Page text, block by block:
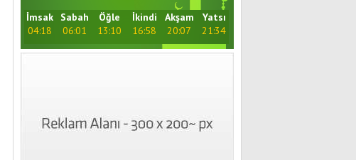
İmsak
04:18
Sabah
06:01
Öğle
13:10
İkindi
16:58
Akşam
20:07
Yatsı
21:34